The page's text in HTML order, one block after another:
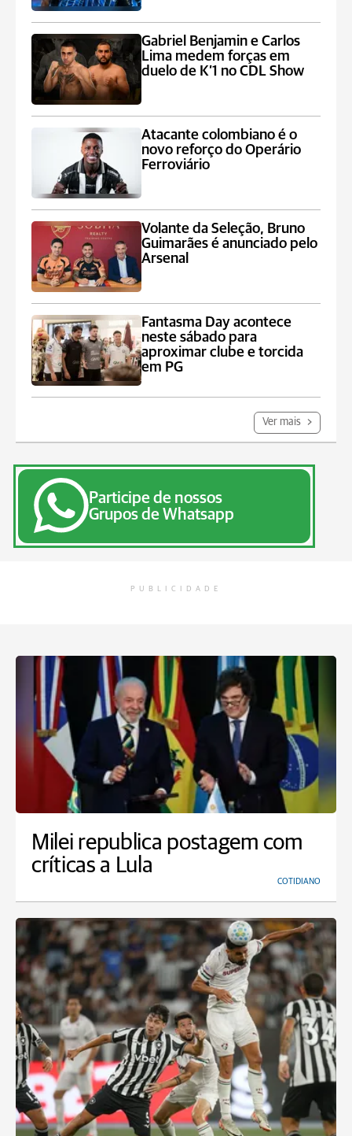
Gabriel Benjamin e Carlos
Lima medem forças em
duelo de K’1 no CDL Show
Atacante colombiano é o
novo reforço do Operário
Ferroviário
Volante da Seleção, Bruno
Guimarães é anunciado pelo
Arsenal
Fantasma Day acontece
neste sábado para
aproximar clube e torcida
em PG
Ver mais
Participe de nossos
Grupos de Whatsapp
PUBLICIDADE
Milei republica postagem com
críticas a Lula
COTIDIANO